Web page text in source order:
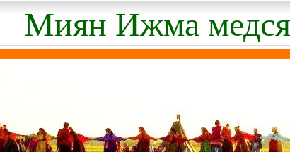
Миян Ижма